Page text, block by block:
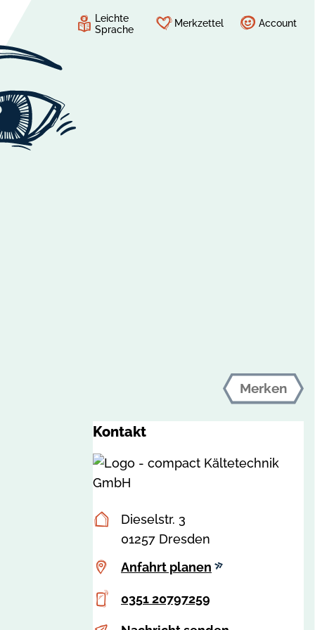
Leichte
Sprache
Merkzettel Account
Merken
Kontakt
Postanschrift
Dieselstr. 3
01257 Dresden
Anfahrt
Anfahrt planen
Telefon
0351 20797259